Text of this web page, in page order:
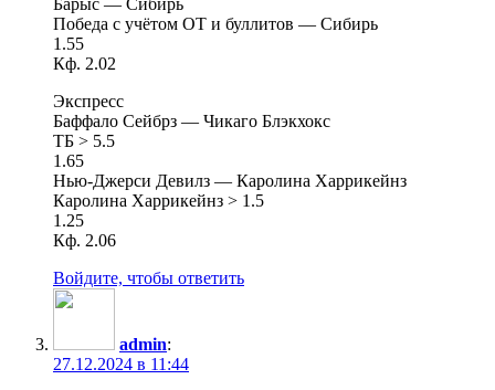
Победа с учётом ОТ и буллитов — Сибирь
1.55
Кф. 2.02
Экспресс
Баффало Сейбрз — Чикаго Блэкхокс
ТБ > 5.5
1.65
Нью-Джерси Девилз — Каролина Харрикейнз
Каролина Харрикейнз > 1.5
1.25
Кф. 2.06
Войдите, чтобы ответить
admin:
27.12.2024 в 11:44